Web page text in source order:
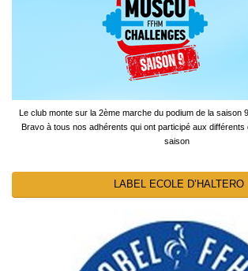
Le club monte sur la 2ème marche du podium de la saison
Bravo à tous nos adhérents qui ont participé aux différents
saison
LABEL ECOLE D’HALTERO